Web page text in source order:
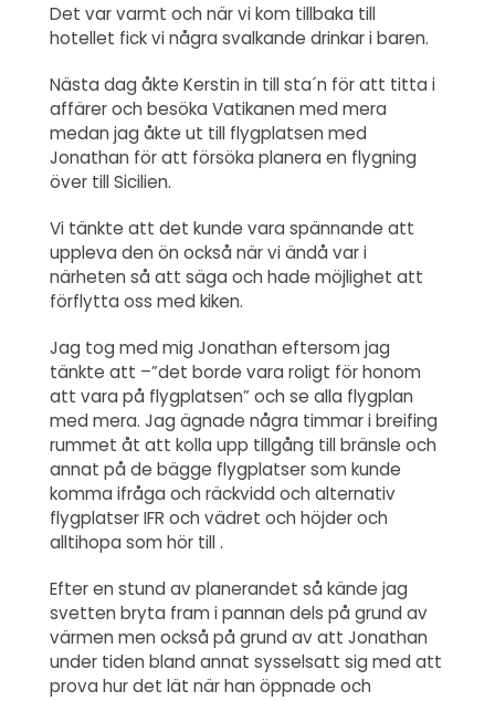
Det var varmt och när vi kom tillbaka till
hotellet fick vi några svalkande drinkar i baren.
Nästa dag åkte Kerstin in till sta´n för att titta i
affärer och besöka Vatikanen med mera
medan jag åkte ut till flygplatsen med
Jonathan för att försöka planera en flygning
över till Sicilien.
Vi tänkte att det kunde vara spännande att
uppleva den ön också när vi ändå var i
närheten så att säga och hade möjlighet att
förflytta oss med kiken.
Jag tog med mig Jonathan eftersom jag
tänkte att –”det borde vara roligt för honom
att vara på flygplatsen” och se alla flygplan
med mera. Jag ägnade några timmar i breifing
rummet åt att kolla upp tillgång till bränsle och
annat på de bägge flygplatser som kunde
komma ifråga och räckvidd och alternativ
flygplatser IFR och vädret och höjder och
alltihopa som hör till .
Efter en stund av planerandet så kände jag
svetten bryta fram i pannan dels på grund av
värmen men också på grund av att Jonathan
under tiden bland annat sysselsatt sig med att
prova hur det lät när han öppnade och